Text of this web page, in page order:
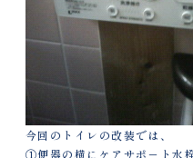
今回のトイレの改装では、
①便器の横にケアサポ－ト水